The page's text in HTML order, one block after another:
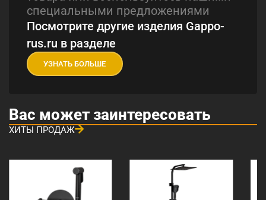
специальными предложениями
Посмотрите другие изделия Gappo-
rus.ru в разделе
УЗНАТЬ БОЛЬШЕ
Вас может заинтересовать
ХИТЫ ПРОДАЖ